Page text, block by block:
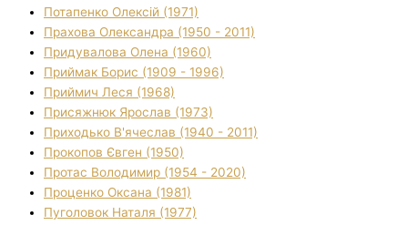
Потапенко Олексій (1971)
Прахова Олександра (1950 - 2011)
Придувалова Олена (1960)
Приймак Борис (1909 - 1996)
Приймич Леся (1968)
Присяжнюк Ярослав (1973)
Приходько В'ячеслав (1940 - 2011)
Прокопов Євген (1950)
Протас Володимир (1954 - 2020)
Проценко Оксана (1981)
Пуголовок Наталя (1977)